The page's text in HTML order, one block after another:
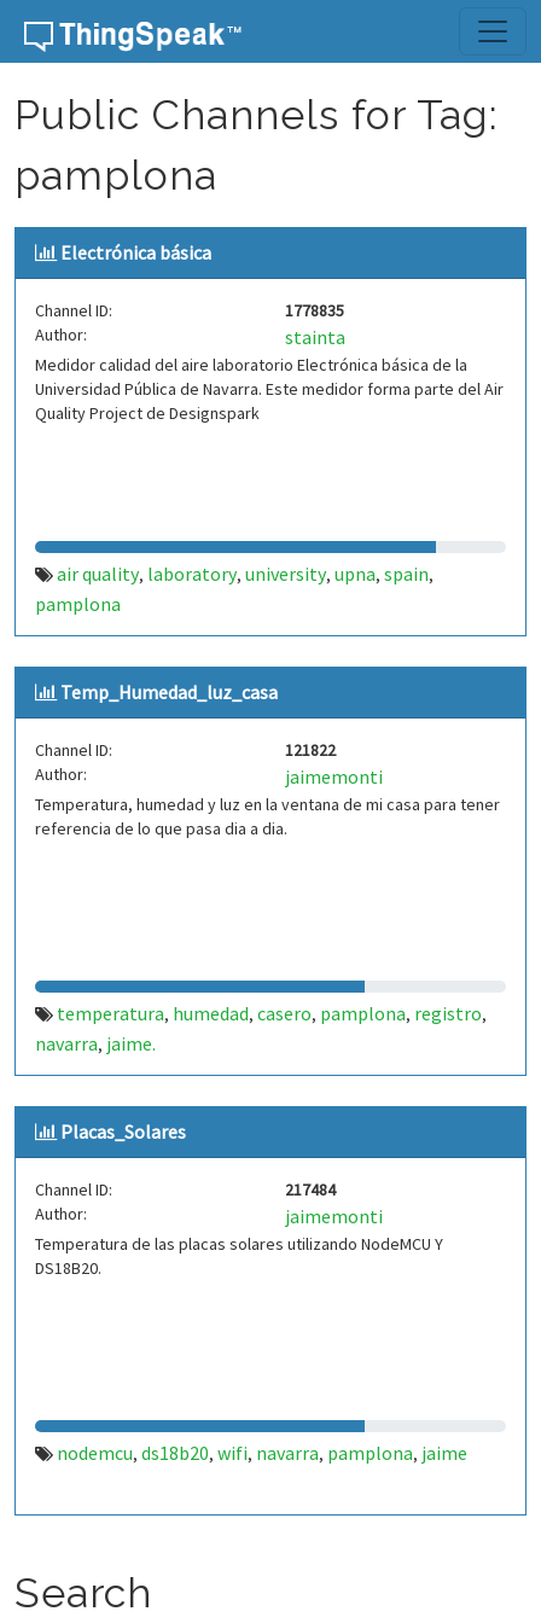
Skip to content
Public Channels for Tag:
pamplona
Electrónica básica
Channel ID:
1778835
Author:
stainta
Medidor calidad del aire laboratorio Electrónica básica de la
Universidad Pública de Navarra. Este medidor forma parte del Air
Quality Project de Designspark
air quality, laboratory, university, upna, spain,
pamplona
Temp_Humedad_luz_casa
Channel ID:
121822
Author:
jaimemonti
Temperatura, humedad y luz en la ventana de mi casa para tener
referencia de lo que pasa dia a dia.
temperatura, humedad, casero, pamplona, registro,
navarra, jaime.
Placas_Solares
Channel ID:
217484
Author:
jaimemonti
Temperatura de las placas solares utilizando NodeMCU Y
DS18B20.
nodemcu, ds18b20, wifi, navarra, pamplona, jaime
Search